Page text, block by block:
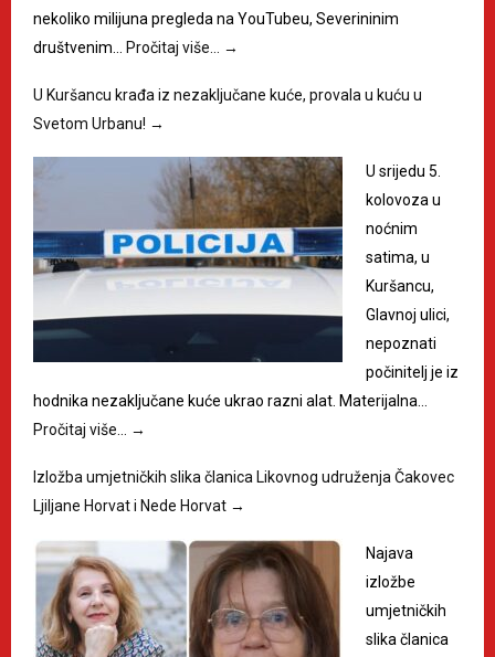
nekoliko milijuna pregleda na YouTubeu, Severininim
društvenim…
Pročitaj više… →
U Kuršancu krađa iz nezaključane kuće, provala u kuću u
Svetom Urbanu! →
U srijedu 5.
kolovoza u
noćnim
satima, u
Kuršancu,
Glavnoj ulici,
nepoznati
počinitelj je iz
hodnika nezaključane kuće ukrao razni alat. Materijalna…
Pročitaj više…
→
Izložba umjetničkih slika članica Likovnog udruženja Čakovec
Ljiljane Horvat i Nede Horvat →
Najava
izložbe
umjetničkih
slika članica